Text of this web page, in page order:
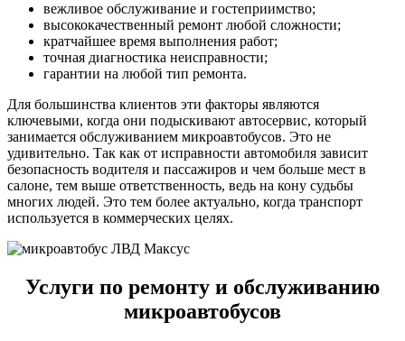
вежливое обслуживание и гостеприимство;
высококачественный ремонт любой сложности;
кратчайшее время выполнения работ;
точная диагностика неисправности;
гарантии на любой тип ремонта.
Для большинства клиентов эти факторы являются
ключевыми, когда они подыскивают автосервис, который
занимается обслуживанием микроавтобусов. Это не
удивительно. Так как от исправности автомобиля зависит
безопасность водителя и пассажиров и чем больше мест в
салоне, тем выше ответственность, ведь на кону судьбы
многих людей. Это тем более актуально, когда транспорт
используется в коммерческих целях.
Услуги по ремонту и обслуживанию
микроавтобусов